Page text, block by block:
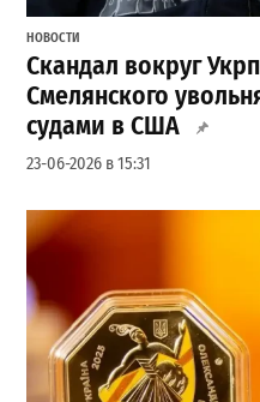
НОВОСТИ
Скандал вокруг
Смелянского
судами в США
23-06-2026 в 15:31